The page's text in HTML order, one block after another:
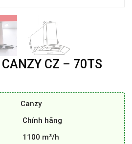
CZ – 70TS
Canzy
Chính hãng
1100 m³/h